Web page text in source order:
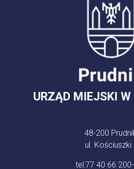
URZĄD MIEJSKI W
48-200
ul. Kościuszki
tel:77 40 66